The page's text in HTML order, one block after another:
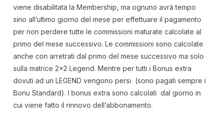
viene disabilitata la Membership, ma ognuno avrà tempo
sino all’ultimo giorno del mese per effettuare il pagamento
per non perdere tutte le commissioni maturate calcolate al
primo del mese successivo. Le commissioni sono calcolate
anche con arretrati dal primo del mese successivo ma solo
sulla matrice 2×2 Legend. Mentre per tutti i Bonus extra
dovuti ad un LEGEND vengono persi (sono pagati sempre i
Bonu Standard). I bonus extra sono calcolati dal giorno in
cui viene fatto il rinnovo dell’abbonamento.